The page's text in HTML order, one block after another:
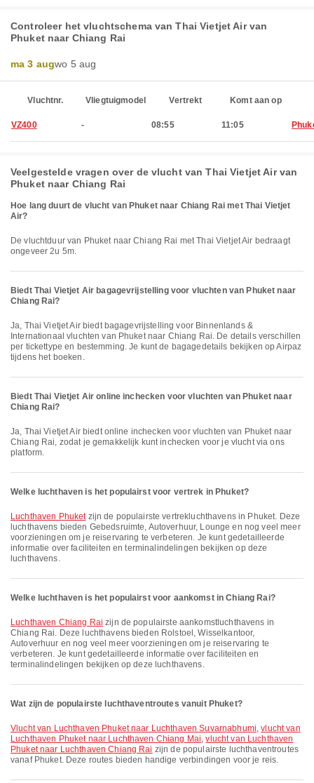
Controleer het vluchtschema van Thai Vietjet Air van
Phuket naar Chiang Rai
ma 3 augwo 5 aug
Vluchtnr. Vliegtuigmodel Vertrekt Komt aan op
VZ400 - 08:55 11:05
Veelgestelde vragen over de vlucht van Thai Vietjet Air van
Phuket naar Chiang Rai
Hoe lang duurt de vlucht van Phuket naar Chiang Rai met Thai Vietjet
Air?
De vluchtduur van Phuket naar Chiang Rai met Thai Vietjet Air bedraagt
ongeveer 2u 5m.
Biedt Thai Vietjet Air bagagevrijstelling voor vluchten van Phuket naar
Chiang Rai?
Ja, Thai Vietjet Air biedt bagagevrijstelling voor Binnenlands &
Internationaal vluchten van Phuket naar Chiang Rai. De details verschillen
per tickettype en bestemming. Je kunt de bagagedetails bekijken op Airpaz
tijdens het boeken.
Biedt Thai Vietjet Air online inchecken voor vluchten van Phuket naar
Chiang Rai?
Ja, Thai Vietjet Air biedt online inchecken voor vluchten van Phuket naar
Chiang Rai, zodat je gemakkelijk kunt inchecken voor je vlucht via ons
platform.
Welke luchthaven is het populairst voor vertrek in Phuket?
Luchthaven Phuketzijn de populairste vertrekluchthavens in Phuket. Deze
luchthavens bieden Gebedsruimte, Autoverhuur, Lounge en nog veel meer
voorzieningen om je reiservaring te verbeteren. Je kunt gedetailleerde
informatie over faciliteiten en terminalindelingen bekijken op deze
luchthavens.
Welke luchthaven is het populairst voor aankomst in Chiang Rai?
Luchthaven Chiang Rai zijn de populairste aankomstluchthavens in
Chiang Rai. Deze luchthavens bieden Rolstoel, Wisselkantoor,
Autoverhuur en nog veel meer voorzieningen om je reiservaring te
verbeteren. Je kunt gedetailleerde informatie over faciliteiten en
terminalindelingen bekijken op deze luchthavens.
Wat zijn de populairste luchthaventroutes vanuit Phuket?
vlucht van Luchthaven Phuket naar Luchthaven Suvarnabhumi,vlucht van
Luchthaven Phuket naar Luchthaven Chiang Mai,vlucht van Luchthaven
Phuket naar Luchthaven Chiang Rai zijn de populairste luchthaventroutes
vanaf Phuket. Deze routes bieden handige verbindingen voor je reis.